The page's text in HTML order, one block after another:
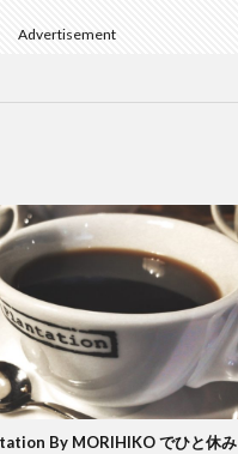
Advertisement
By MORIHIKO でひと休み